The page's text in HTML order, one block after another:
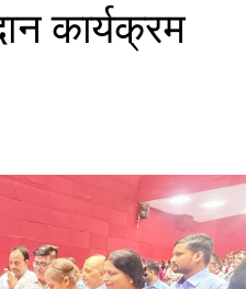
कार्यक्रम